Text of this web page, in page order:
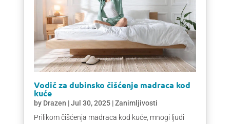
Vodič za dubinsko čišćenje madraca kod
kuće
by Drazen |Jul 30, 2025|Zanimljivosti
Prilikom čišćenja madraca kod kuće, mnogi ljudi